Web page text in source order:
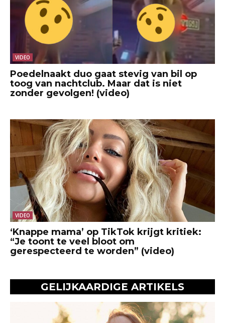
VIDEO
Poedelnaakt duo gaat stevig van bil op
toog van nachtclub. Maar dat is niet
zonder gevolgen! (video)
VIDEO
‘Knappe mama’ op TikTok krijgt kritiek:
“Je toont te veel bloot om
gerespecteerd te worden” (video)
GELIJKAARDIGE ARTIKELS